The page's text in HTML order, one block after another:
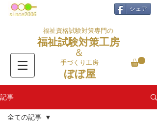
シェア
福祉資格試験対策専門の
福祉試験対策工房
＆
手づくり工房
ぼぼ屋
記事
全ての記事